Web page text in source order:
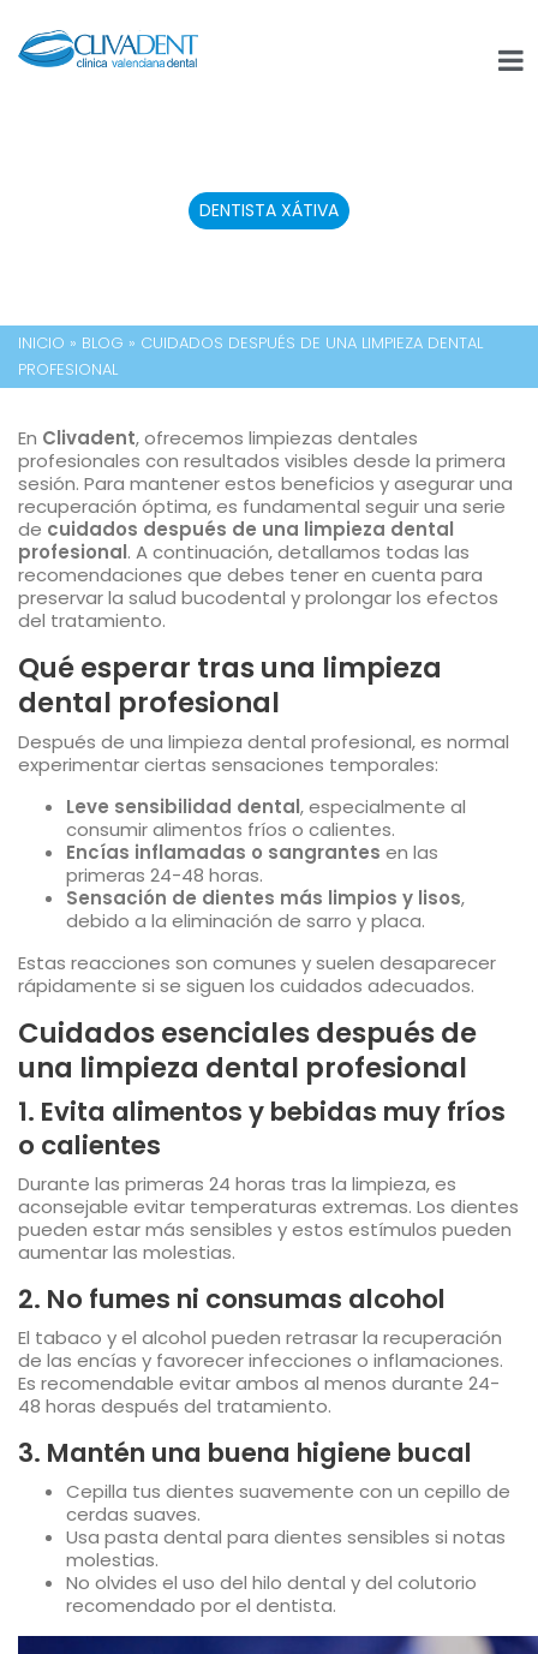
DENTISTA XÁTIVA
INICIO » BLOG » CUIDADOS DESPUÉS DE UNA LIMPIEZA DENTAL
PROFESIONAL
En Clivadent, ofrecemos limpiezas dentales
profesionales con resultados visibles desde la primera
sesión. Para mantener estos beneficios y asegurar una
recuperación óptima, es fundamental seguir una serie
de cuidados después de una limpieza dental
profesional. A continuación, detallamos todas las
recomendaciones que debes tener en cuenta para
preservar la salud bucodental y prolongar los efectos
del tratamiento.
Qué esperar tras una limpieza
dental profesional
Después de una limpieza dental profesional, es normal
experimentar ciertas sensaciones temporales:
Leve sensibilidad dental, especialmente al
consumir alimentos fríos o calientes.
Encías inflamadas o sangrantes en las
primeras 24-48 horas.
Sensación de dientes más limpios y lisos,
debido a la eliminación de sarro y placa.
Estas reacciones son comunes y suelen desaparecer
rápidamente si se siguen los cuidados adecuados.
Cuidados esenciales después de
una limpieza dental profesional
1. Evita alimentos y bebidas muy fríos
o calientes
Durante las primeras 24 horas tras la limpieza, es
aconsejable evitar temperaturas extremas. Los dientes
pueden estar más sensibles y estos estímulos pueden
aumentar las molestias.
2. No fumes ni consumas alcohol
El tabaco y el alcohol pueden retrasar la recuperación
de las encías y favorecer infecciones o inflamaciones.
Es recomendable evitar ambos al menos durante 24-
48 horas después del tratamiento.
3. Mantén una buena higiene bucal
Cepilla tus dientes suavemente con un cepillo de
cerdas suaves.
Usa pasta dental para dientes sensibles si notas
molestias.
No olvides el uso del hilo dental y del colutorio
recomendado por el dentista.